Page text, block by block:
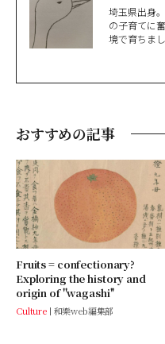
埼玉県出身
の子育てに
境で育ちま
おすすめの記事
Fruits = confectionary?
Exploring the history and
origin of ''wagashi''
Culture 和樂web編集部